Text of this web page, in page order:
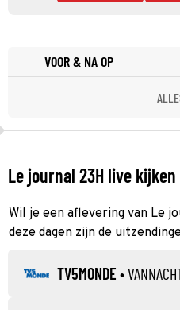
VOOR & NA OP
Le journal 23H live kijken
Wil je een aflevering van Le
deze dagen zijn de
TV5MONDE •